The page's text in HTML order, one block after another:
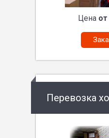
Цена от
Перевозка